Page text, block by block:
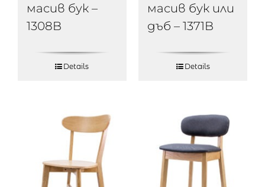
масив бук –
1308B
Details
масив бук или
дъб – 1371B
Details